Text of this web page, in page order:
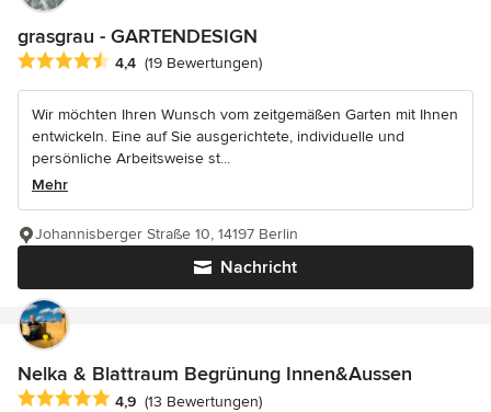
grasgrau - GARTENDESIGN
Durchschnittliche Bewertung: 4.4 von 5 Sternen
4,4 (19 Bewertungen)
Wir möchten Ihren Wunsch vom zeitgemäßen Garten mit Ihnen
entwickeln. Eine auf Sie ausgerichtete, individuelle und
persönliche Arbeitsweise st...
Mehr
Nachricht
Johannisberger Straße 10, 14197 Berlin
Nelka & Blattraum Begrünung Innen&Aussen
Durchschnittliche Bewertung: 4.9 von 5 Sternen
4,9 (13 Bewertungen)